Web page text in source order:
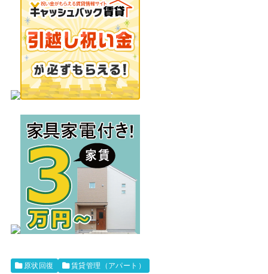
原状回復 賃貸管理（アパート）